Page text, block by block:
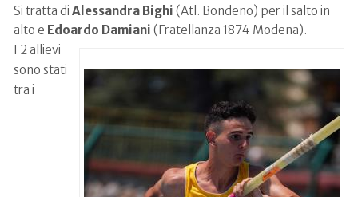
Si tratta di Alessandra Bighi (Atl. Bondeno) per il salto in
alto e Edoardo Damiani (Fratellanza 1874 Modena).
I 2 allievi
sono stati
tra i